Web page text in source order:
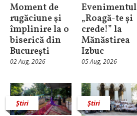
Moment de
rugăciune şi
împlinire la o
biserică din
Bucureşti
02 Aug, 2026
Evenimentul
„Roagă-te și
crede!” la
Mănăstirea
Izbuc
05 Aug, 2026
Știri Știri